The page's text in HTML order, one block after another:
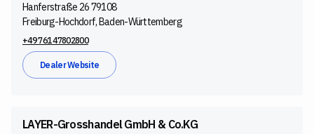
Hanferstraße 26 79108
Freiburg-Hochdorf, Baden-Württemberg
+49 761 47802800
Dealer Website
LAYER-Grosshandel GmbH & Co.KG